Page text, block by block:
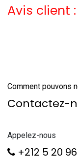
Avis client :
Comment pouvons
Contactez-
Appelez-nous
+212 5 20